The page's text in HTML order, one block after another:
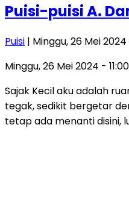
Puisi-puisi A.
Puisi | Minggu, 26 Mei 2024
Minggu, 26 Mei 2024 -
Sajak Kecil aku adalah
tegak, sedikit bergetar
tetap ada menanti disini,